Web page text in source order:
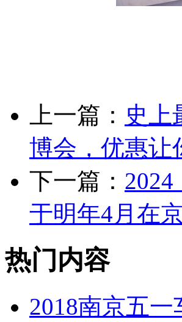
上一篇： 史上
博会，优惠让
下一篇：
于明年4月在
热门内容
2018南京五一